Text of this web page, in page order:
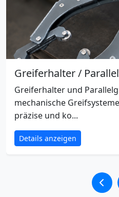
Greiferhalter /
Greiferhalter und
mechanische
präzise und ko...
Details anzeigen